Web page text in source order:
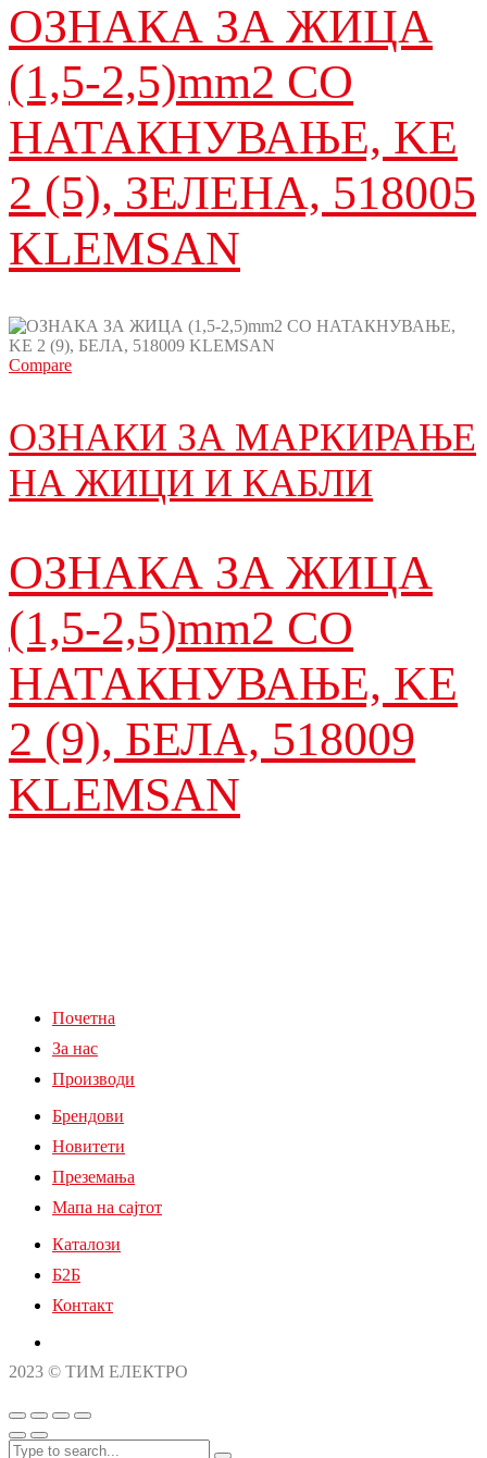
ОЗНАКА ЗА ЖИЦА
(1,5-2,5)mm2 СО
НАТАКНУВАЊЕ, KE
2 (5), ЗЕЛЕНА, 518005
KLEМSAN
Compare
ОЗНАКИ ЗА МАРКИРАЊЕ
НА ЖИЦИ И КАБЛИ
ОЗНАКА ЗА ЖИЦА
(1,5-2,5)mm2 СО
НАТАКНУВАЊЕ, KE
2 (9), БЕЛА, 518009
KLEMSAN
Почетна
За нас
Производи
Брендови
Новитети
Преземања
Мапа на сајтот
Каталози
Б2Б
Контакт
2023 © ТИМ ЕЛЕКТРО